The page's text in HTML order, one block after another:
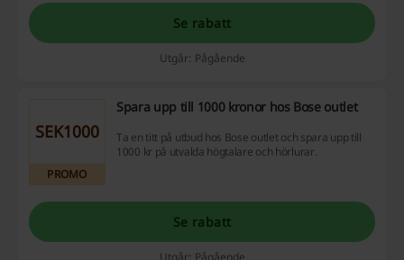
Se rabatt
Utgår: Pågående
SEK1000
PROMO
Spara upp till 1000 kronor hos Bose outlet
Ta en titt på utbud hos Bose outlet och spara upp till
1000 kr på utvalda högtalare och hörlurar.
Se rabatt